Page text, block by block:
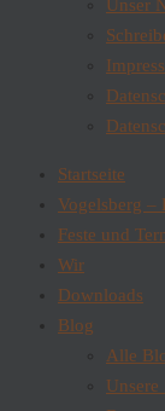
Unser
Startseite
Vogelsberg –
Feste und
Wir
Downloads
Blog
Alle
Unsere